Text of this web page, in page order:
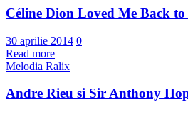
Céline Dion Loved Me Back
30 aprilie 2014 0
Read more
Melodia Ralix
Andre Rieu si Sir Anthony